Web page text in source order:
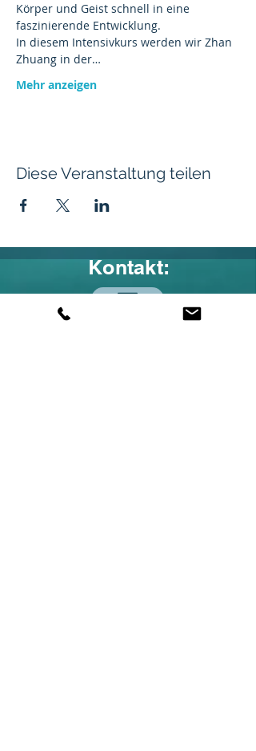
Körper und Geist schnell in eine
faszinierende Entwicklung.
In diesem Intensivkurs werden wir Zhan
Zhuang in der…
Mehr anzeigen
Diese Veranstaltung teilen
Kontakt: